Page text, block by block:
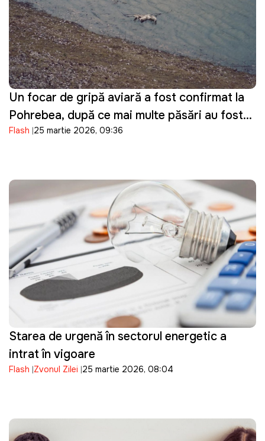
Un focar de gripă aviară a fost confirmat la
Pohrebea, după ce mai multe păsări au fost
descoperite moarte pe Nistru
Flash 25 martie 2026, 09:36
Starea de urgență în sectorul energetic a
intrat în vigoare
Flash Zvonul Zilei 25 martie 2026, 08:04